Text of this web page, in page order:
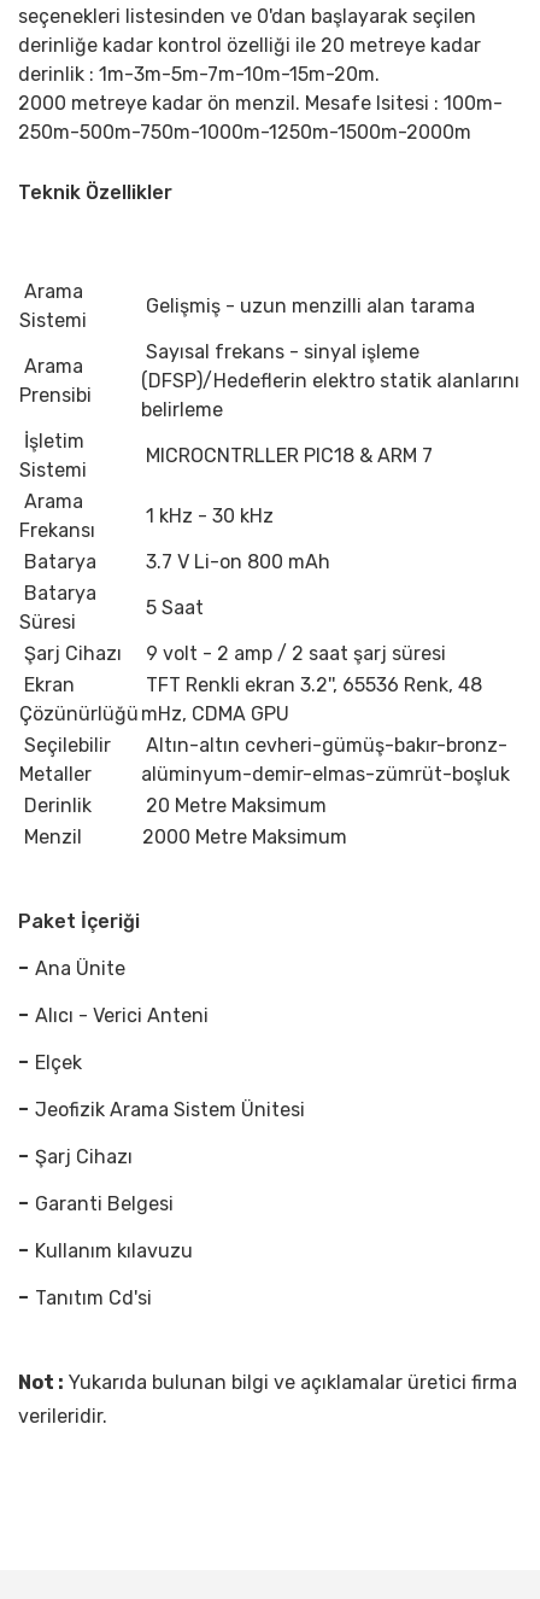
seçenekleri listesinden ve 0'dan başlayarak seçilen
derinliğe kadar kontrol özelliği ile 20 metreye kadar
derinlik : 1m-3m-5m-7m-10m-15m-20m.
2000 metreye kadar ön menzil. Mesafe lsitesi : 100m-
250m-500m-750m-1000m-1250m-1500m-2000m
Teknik Özellikler
Arama
Sistemi
Gelişmiş - uzun menzilli alan tarama
Arama
Prensibi
Sayısal frekans - sinyal işleme
(DFSP)/Hedeflerin elektro statik alanlarını
belirleme
İşletim
Sistemi
MICROCNTRLLER PIC18 & ARM 7
Arama
Frekansı
1 kHz - 30 kHz
Batarya
3.7 V Li-on 800 mAh
Batarya
Süresi
5 Saat
Şarj Cihazı
9 volt - 2 amp / 2 saat şarj süresi
Ekran
Çözünürlüğü
TFT Renkli ekran 3.2'', 65536 Renk, 48
mHz, CDMA GPU
Seçilebilir
Metaller
Altın-altın cevheri-gümüş-bakır-bronz-
alüminyum-demir-elmas-zümrüt-boşluk
Derinlik
20 Metre Maksimum
Menzil
2000 Metre Maksimum
Paket İçeriği
- Ana Ünite
- Alıcı - Verici Anteni
- Elçek
- Jeofizik Arama Sistem Ünitesi
- Şarj Cihazı
- Garanti Belgesi
- Kullanım kılavuzu
- Tanıtım Cd'si
Not : Yukarıda bulunan bilgi ve açıklamalar üretici firma
verileridir.